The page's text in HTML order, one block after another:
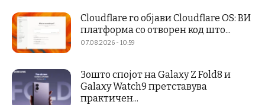
Cloudflare го објави Cloudflare OS: ВИ
платформа со отворен код што...
07.08.2026 - 10:59
Зошто спојот на Galaxy Z Fold8 и
Galaxy Watch9 претставува
практичен...